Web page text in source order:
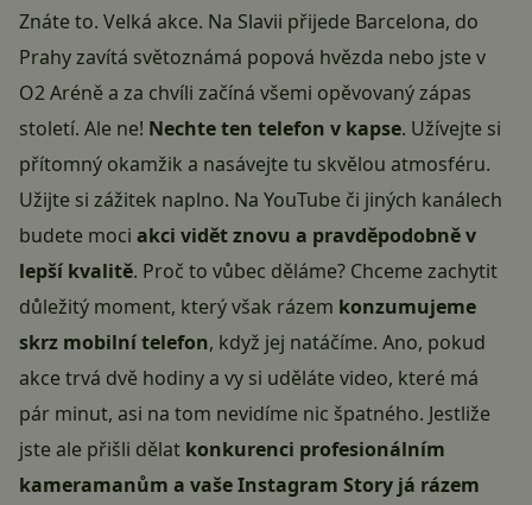
Znáte to. Velká akce. Na Slavii přijede Barcelona, do
Prahy zavítá světoznámá popová hvězda nebo jste v
O2 Aréně a za chvíli začíná všemi opěvovaný zápas
století. Ale ne! Nechte ten telefon v kapse. Užívejte si
přítomný okamžik a nasávejte tu skvělou atmosféru.
Užijte si zážitek naplno. Na YouTube či jiných kanálech
budete moci akci vidět znovu a pravděpodobně v
lepší kvalitě. Proč to vůbec děláme? Chceme zachytit
důležitý moment, který však rázem konzumujeme
skrz mobilní telefon, když jej natáčíme. Ano, pokud
akce trvá dvě hodiny a vy si uděláte video, které má
pár minut, asi na tom nevidíme nic špatného. Jestliže
jste ale přišli dělat konkurenci profesionálním
kameramanům a vaše Instagram Story já rázem